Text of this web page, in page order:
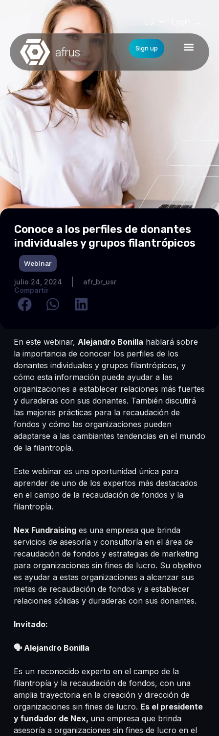
Sign up
Conoce a los perfiles de donantes
individuales y grupos filantrópicos
Webinar
julio 24, 2024
afr_br_usr
Compartir
En este webinar, Alejandro Bonilla hablará sobre
la importancia de conocer los perfiles de los
donantes individuales y grupos filantrópicos, y
cómo esta información puede ayudar a las
organizaciones a establecer relaciones más fuertes
y duraderas con sus donantes. También discutirá
las mejores prácticas para la recaudación de
fondos y cómo las organizaciones pueden
adaptarse a las cambiantes tendencias en el mundo
de la filantropía.
Este webinar es una oportunidad única para
aprender de uno de los expertos más destacados
en el campo de la recaudación de fondos y la
filantropía.
​​​​​​​Nex Fundraising es una empresa que brinda
servicios de asesoría y consultoría en el área de
recaudación de fondos y estrategias de marketing
para organizaciones sin fines de lucro. Su objetivo
es ayudar a estas organizaciones a alcanzar sus
metas de recaudación de fondos y a establecer
relaciones sólidas y duraderas con sus donantes.
Invitado:
🗣 Alejandro Bonilla
Es un reconocido experto en el campo de la
filantropía y la recaudación de fondos, con una
amplia trayectoria en la creación y dirección de
organizaciones sin fines de lucro. Es el presidente
y fundador de Nex, una empresa que brinda
asesoría a organizaciones sin fines de lucro en el